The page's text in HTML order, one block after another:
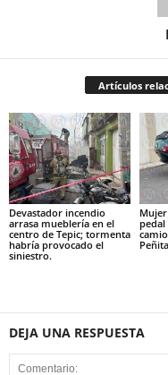
Artículos
Devastador incendio
arrasa mueblería en el
centro de Tepic; tormenta
habría provocado el
siniestro.
pedal
Peñita
DEJA UNA RESPUESTA